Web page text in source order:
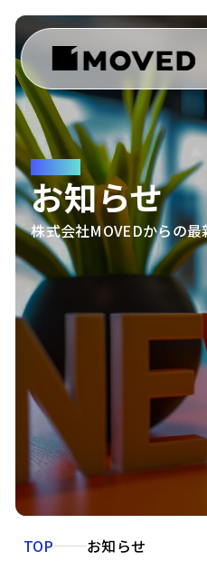
NEWS
お知らせ
株式会社MOVEDからの
TOP お知らせ